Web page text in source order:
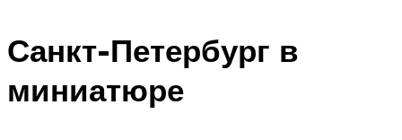
Санкт-Петербург в
миниатюре